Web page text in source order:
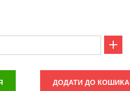
ДОДАТИ ДО КОШИКА